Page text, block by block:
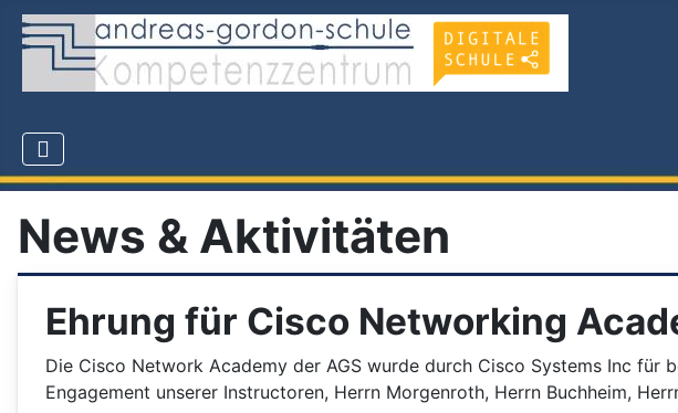
News & Aktivitäten
Ehrung für Cisco Networking
Die Cisco Network Academy der AGS wurde durch Cisco Systems Inc für
Engagement unserer Instructoren, Herrn Morgenroth, Herrn Buchheim,